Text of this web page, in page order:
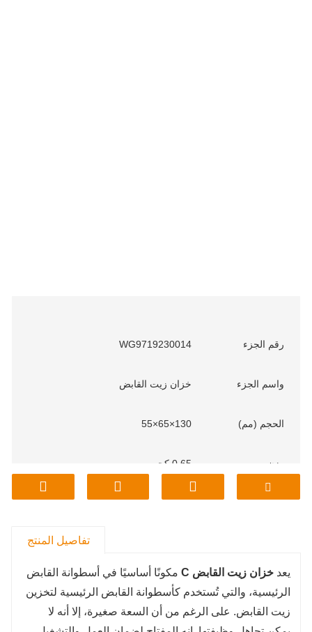
رقم الجزء WG9719230014
واسم الجزء خزان زيت القابض
الحجم (مم) 130×65×55
وزن 0.65 كجم
م نموذج ساينو تراك
تفاصيل المنتج
يعد خزان زيت القابض Cمكونًا أساسيًا في أسطوانة القابض
الرئيسية، والتي تُستخدم كأسطوانة القابض الرئيسية لتخزين
زيت القابض. على الرغم من أن السعة صغيرة، إلا أنه لا